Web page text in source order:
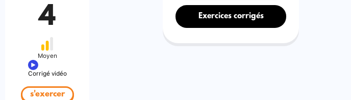
4
Moyen
Corrigé vidéo
s'exercer
Exercices corrigés